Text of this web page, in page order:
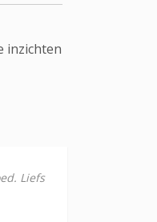
inzichten
Liefs